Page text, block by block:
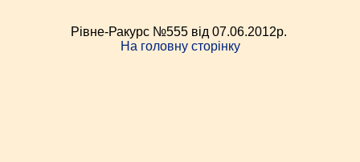
Рівне-Ракурс №555 від 07.06.2012p.
На головну сторінку